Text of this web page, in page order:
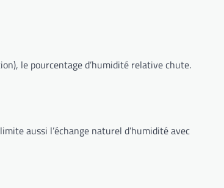
le pourcentage d’humidité relative chute.
aussi l’échange naturel d’humidité avec